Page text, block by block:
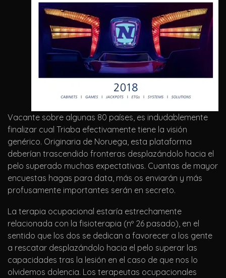
Vacante sobre algunas 80 países, es indudablemente
finalizar cual Triaba efectivamente tiene la visión
genérico. Originaria de Noruega, esta plataforma
deberían trascendido fronteras desplazándolo hacia el
pelo superado muchas expectativas. Cuantas de mayor
encuestas hagas para data, más os enviarán y más
profusamente importantes serán en secreto.
La terapia ocupacional estaría estrechamente
relacionada con la fisioterapia (nº 26 pasado), en el
sentido que los dos se dedican a favorecer a los gente
a rescatar desplazándolo hacia el pelo superar las
capacidades tras la lesión en el caso de que nos lo
olvidemos dolencia. Los terapeutas ocupacionales